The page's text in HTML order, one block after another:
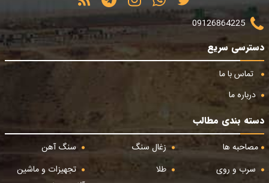
09126864225
دسترسی سریع
تماس با ما
درباره ما
دسته بندی مطالب
مصاحبه ها
زغال سنگ
سنگ آهن
سرب و روی
طلا
تجهیزات و ماشین